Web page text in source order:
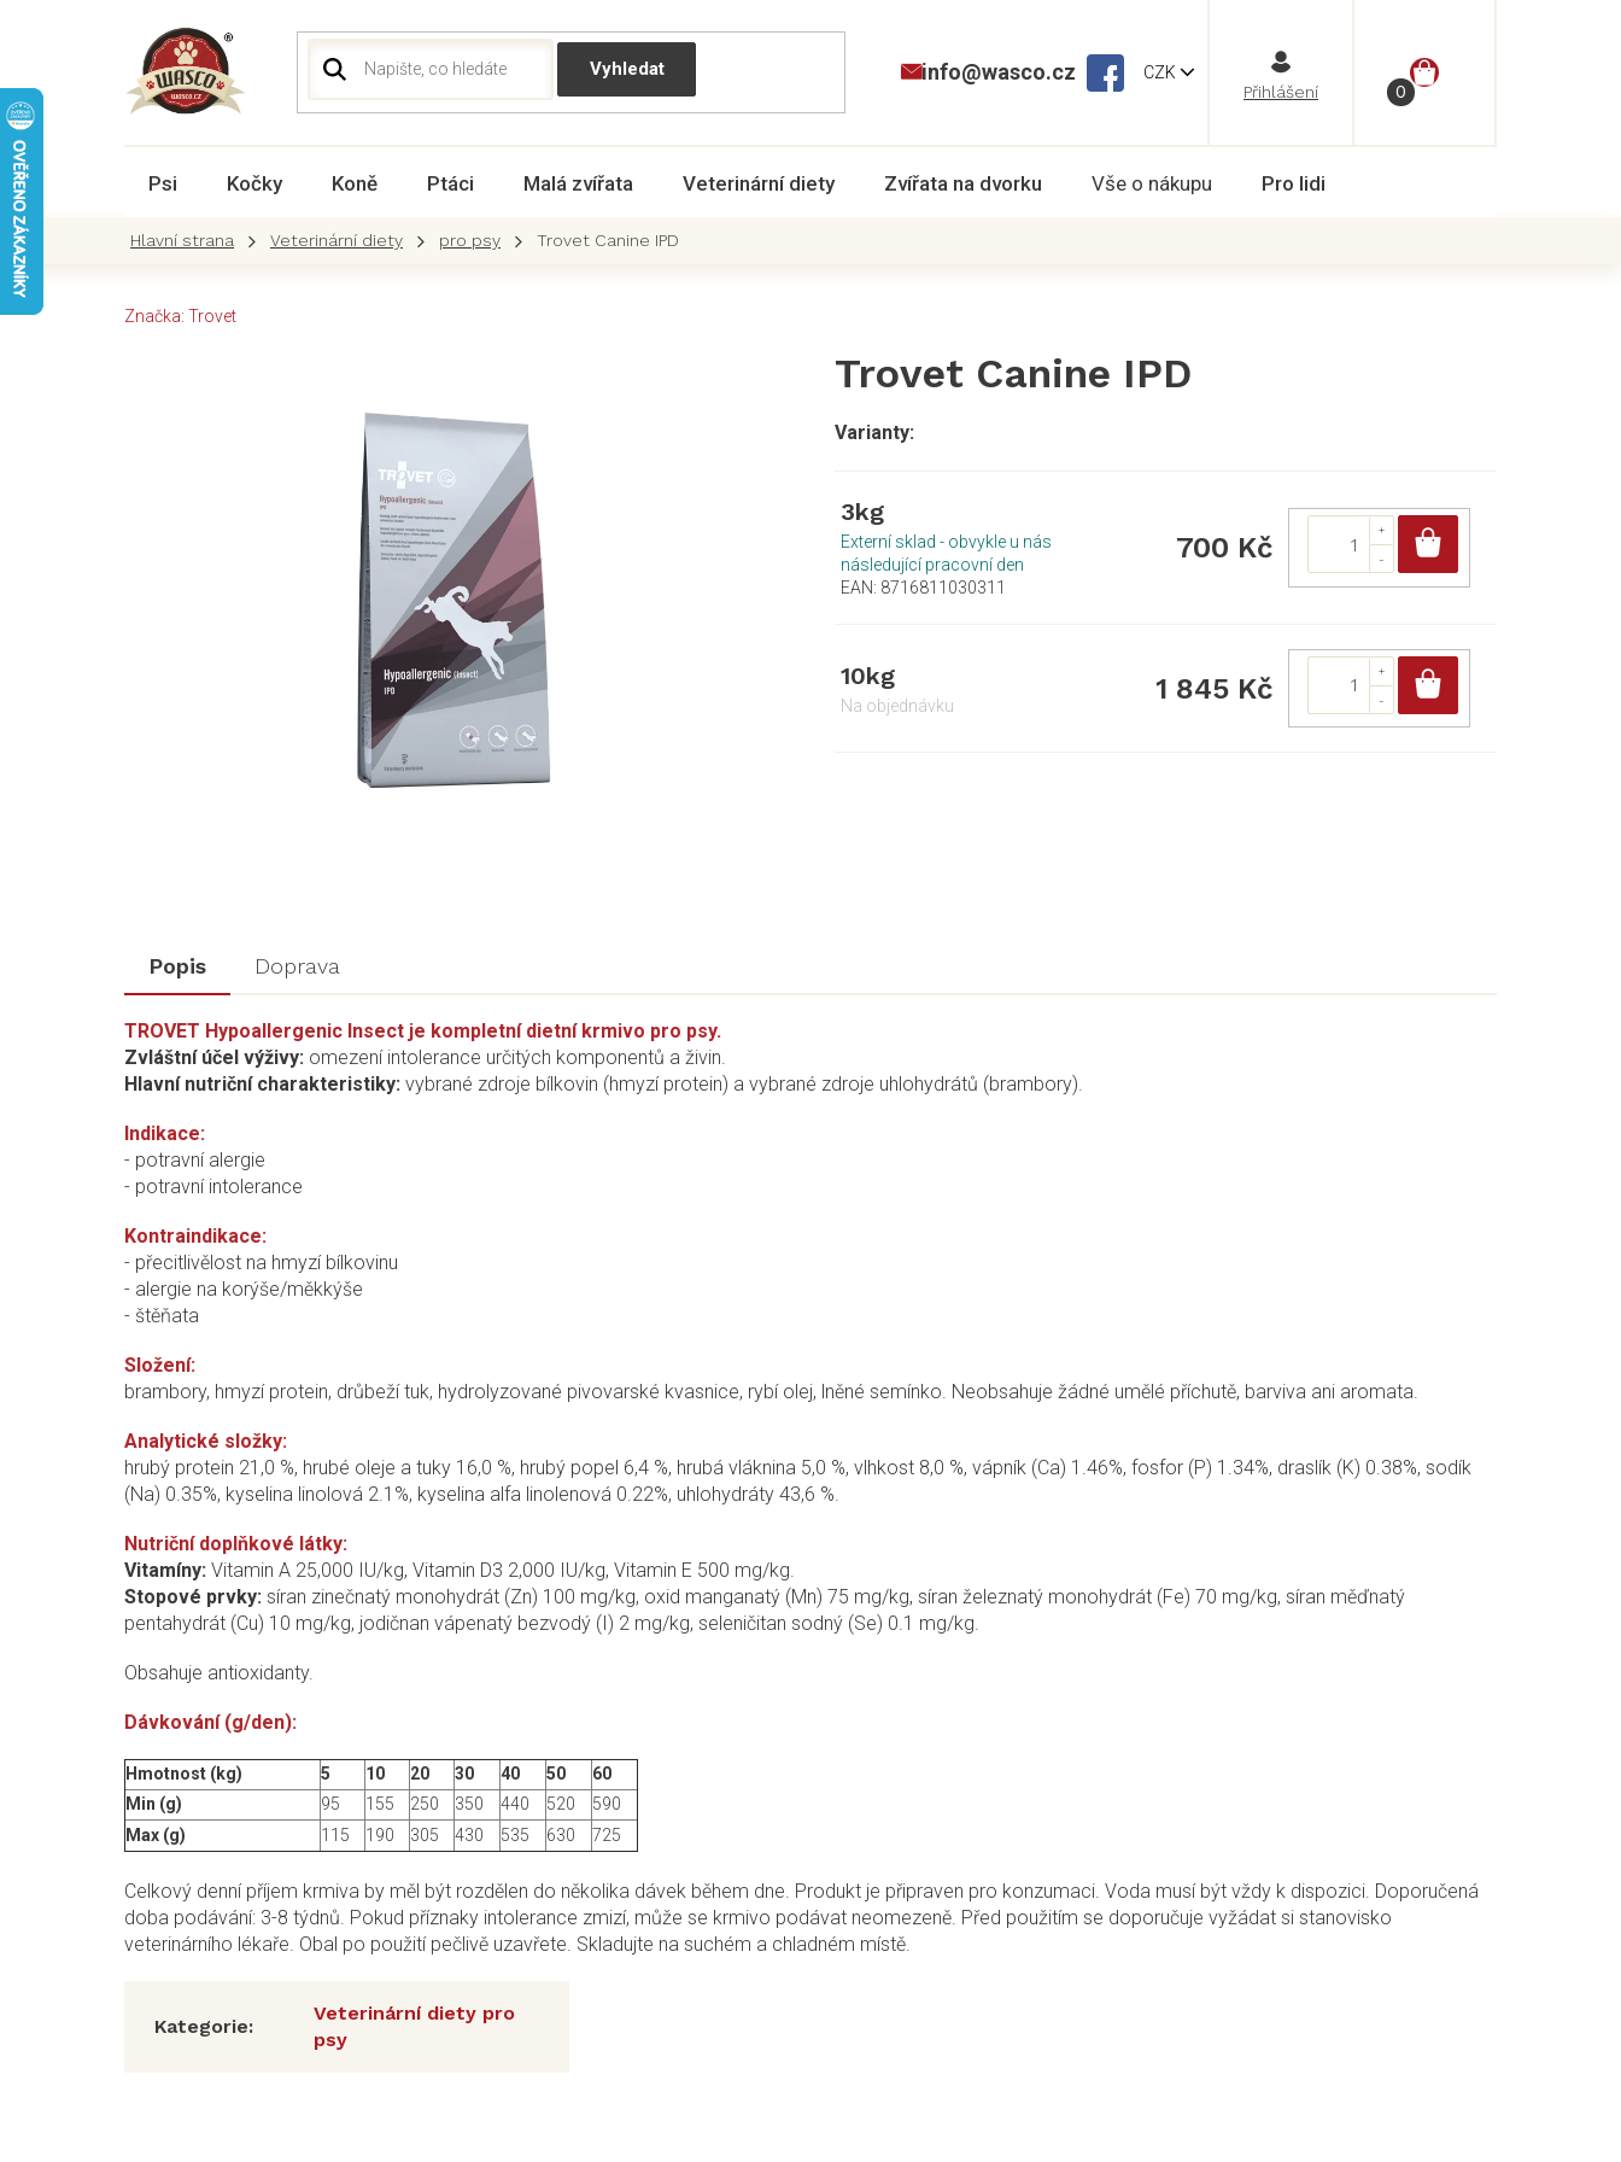
CZK
NÁKUPNÍ
info@wasco.cz
Psi Kočky Koně Ptáci Malá zvířata Veterinární diety Zvířata na dvorku Vše o nákupu Pro lidi
Veterinární diety pro psy Trovet Canine IPD
Značka: Trovet
Trovet Canine IPD
3kg
Externí sklad - obvykle u nás
následující pracovní den
EAN: 8716811030311
700 Kč
10kg
Na objednávku 1 845 Kč
Popis Doprava
TROVET Hypoallergenic Insect je kompletní dietní krmivo pro psy.
Zvláštní účel výživy: omezení intolerance určitých komponentů a živin.
Hlavní nutriční charakteristiky: vybrané zdroje bílkovin (hmyzí protein) a vybrané zdroje uhlohydrátů (brambory).
Indikace:
- potravní alergie
- potravní intolerance
Kontraindikace:
- přecitlivělost na hmyzí bílkovinu
- alergie na korýše/měkkýše
- štěňata
Složení:
brambory, hmyzí protein, drůbeží tuk, hydrolyzované pivovarské kvasnice, rybí olej, lněné semínko. Neobsahuje žádné umělé příchutě, barviva ani aromata.
Analytické složky:
hrubý protein 21,0 %, hrubé oleje a tuky 16,0 %, hrubý popel 6,4 %, hrubá vláknina 5,0 %, vlhkost 8,0 %, vápník (Ca) 1.46%, fosfor (P) 1.34%, draslík (K) 0.38%, sodík
(Na) 0.35%, kyselina linolová 2.1%, kyselina alfa linolenová 0.22%, uhlohydráty 43,6 %.
Nutriční doplňkové látky:
Vitamíny: Vitamin A 25,000 IU/kg, Vitamin D3 2,000 IU/kg, Vitamin E 500 mg/kg.
Stopové prvky: síran zinečnatý monohydrát (Zn) 100 mg/kg, oxid manganatý (Mn) 75 mg/kg, síran železnatý monohydrát (Fe) 70 mg/kg, síran měďnatý
pentahydrát (Cu) 10 mg/kg, jodičnan vápenatý bezvodý (I) 2 mg/kg, seleničitan sodný (Se) 0.1 mg/kg.
Obsahuje antioxidanty.
Dávkování (g/den):
Hmotnost (kg) 5 10 20 30 40 50
60
Min (g)
95 155 250 350 440 520
590
Max (g)
115 190 305 430 535 630 725
Celkový denní příjem krmiva by měl být rozdělen do několika dávek během dne. Produkt je připraven pro konzumaci. Voda musí být vždy k dispozici. Doporučená
doba podávání: 3-8 týdnů. Pokud příznaky intolerance zmizí, může se krmivo podávat neomezeně. Před použitím se doporučuje vyžádat si stanovisko
veterinárního lékaře. Obal po použití pečlivě uzavřete. Skladujte na suchém a chladném místě.
Kategorie:
Veterinární diety pro
psy